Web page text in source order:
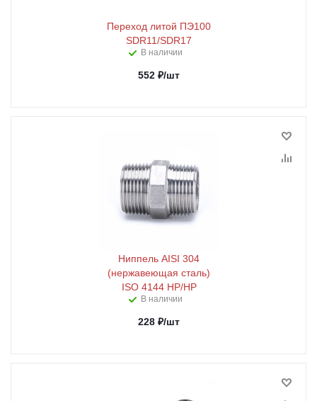
Переход литой ПЭ100
SDR11/SDR17
В наличии
552 ₽/шт
Ниппель AISI 304
(нержавеющая сталь)
ISO 4144 HР/HР
В наличии
228 ₽/шт